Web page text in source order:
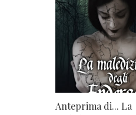
Anteprima di... La